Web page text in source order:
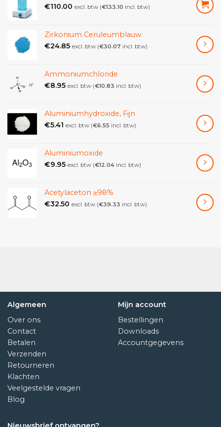
€110.00 excl. btw (€133.10 incl. btw)
Zirkonium Ceruleumblauw
€24.85 excl. btw (€30.07 incl. btw)
Ammoniumchloride
€8.95 excl. btw (€10.83 incl. btw)
Aluminiumhydroxide, Fijn
€5.41 excl. btw (€6.55 incl. btw)
Aluminiumoxide
€9.95 excl. btw (€12.04 incl. btw)
Acetylaceton ≥98%
€32.50 excl. btw (€39.33 incl. btw)
Algemeen
Over ons
Contact
Betalen
Verzenden
Retourneren
Klachten
Veelgestelde vragen
Blog
Mijn account
Bestellingen
Downloads
Accountgegevens